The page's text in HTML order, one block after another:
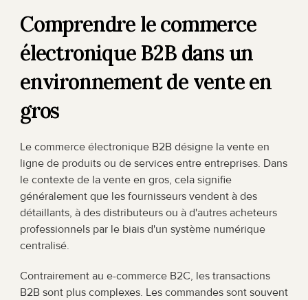
Comprendre le commerce
électronique B2B dans un
environnement de vente en
gros
Le commerce électronique B2B désigne la vente en
ligne de produits ou de services entre entreprises. Dans
le contexte de la vente en gros, cela signifie
généralement que les fournisseurs vendent à des
détaillants, à des distributeurs ou à d'autres acheteurs
professionnels par le biais d'un système numérique
centralisé.
Contrairement au e-commerce B2C, les transactions
B2B sont plus complexes. Les commandes sont souvent